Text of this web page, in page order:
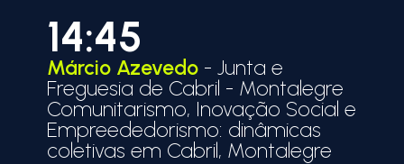
14:45
Márcio Azevedo - Junta e
Freguesia de Cabril - Montalegre
Comunitarismo, Inovação Social e
Empreededorismo: dinâmicas
coletivas em Cabril, Montalegre